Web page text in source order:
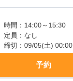
時間：14:00～15:30
定員：なし
締切：09/05(土) 00:00
予約